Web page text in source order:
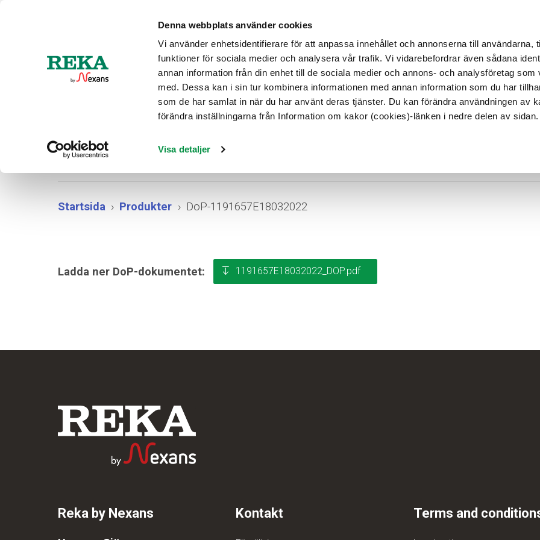
Denna webbplats använder cookies
Vi använder enhetsidentifierare för att anpassa innehållet och annonserna till användarna,
funktioner för sociala medier och analysera vår trafik. Vi vidarebefordrar även sådana
annan information från din enhet till de sociala medier och annons- och analysföretag som
med. Dessa kan i sin tur kombinera informationen med annan information som du har
som de har samlat in när du har använt deras tjänster. Du kan förändra användningen av
förändra inställningarna från Information om kakor (cookies)-länken i nedre delen av sidan.
Visa detaljer
Aktuellt Hållbarhet
PRODUKTER ANVÄNDNINGSOMRÅDEN TRUMMOR
DoP-
Startsida Produkter DoP-1191657E18032022
Ladda ner DoP-dokumentet: 1191657E18032022_DOP.pdf
Reka by Nexans Kontakt Terms and